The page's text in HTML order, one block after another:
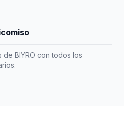
de BIYRO con todos los